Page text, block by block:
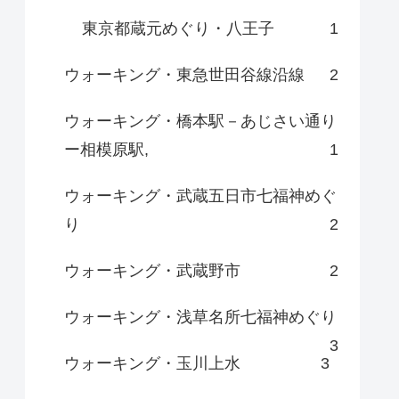
東京都蔵元めぐり・八王子 1
ウォーキング・東急世田谷線沿線 2
ウォーキング・橋本駅－あじさい通り
ー相模原駅,
1
ウォーキング・武蔵五日市七福神めぐ
り
2
ウォーキング・武蔵野市 2
ウォーキング・浅草名所七福神めぐり
3
ウォーキング・玉川上水
3